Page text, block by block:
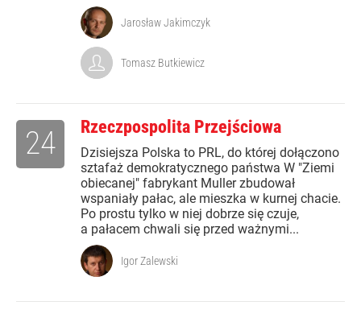
Jarosław Jakimczyk
Tomasz Butkiewicz
Rzeczpospolita Przejściowa
Dzisiejsza Polska to PRL, do której dołączono
sztafaż demokratycznego państwa W "Ziemi
obiecanej" fabrykant Muller zbudował
wspaniały pałac, ale mieszka w kurnej chacie.
Po prostu tylko w niej dobrze się czuje,
a pałacem chwali się przed ważnymi...
24
Igor Zalewski